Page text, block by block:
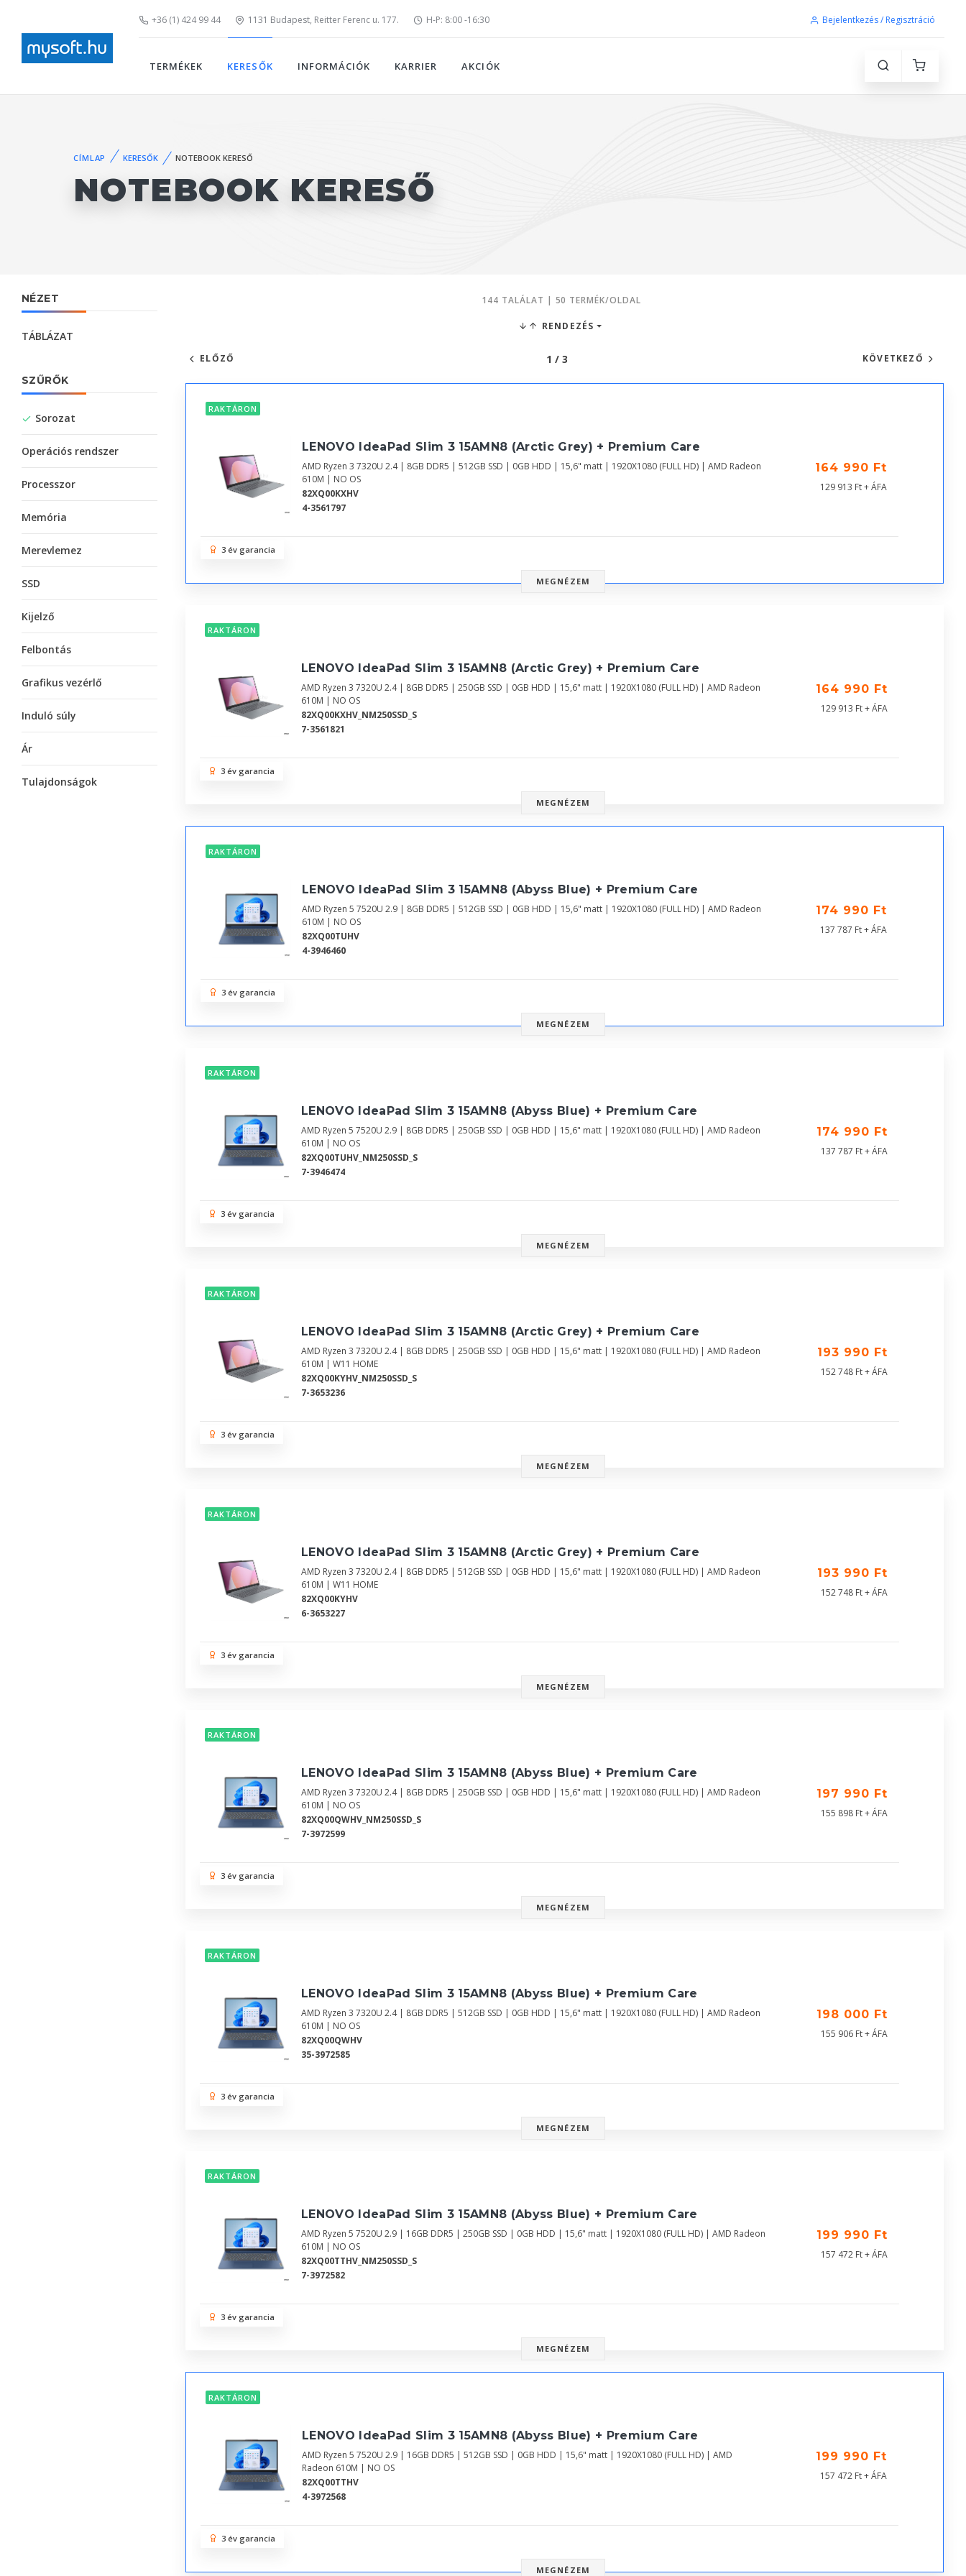
+36 (1) 424 99 44 1131 Budapest, Reitter Ferenc u. 177. H-P: 8:00 -16:30 Bejelentkezés / Regisztráció
TERMÉKEK KERESŐK INFORMÁCIÓK KARRIER AKCIÓK
CÍMLAP KERESŐK NOTEBOOK KERESŐ
NOTEBOOK KERESŐ
NÉZET
TÁBLÁZAT
SZŰRŐK
Sorozat
Operációs rendszer
Processzor
Memória
Merevlemez
SSD
Kijelző
Felbontás
Grafikus vezérlő
Induló súly
Ár
Tulajdonságok
144 TALÁLAT | 50 TERMÉK/OLDAL
RENDEZÉS
ELŐZŐ 1 / 3 KÖVETKEZŐ
RAKTÁRON
LENOVO IdeaPad Slim 3 15AMN8 (Arctic Grey) + Premium Care
AMD Ryzen 3 7320U 2.4 | 8GB DDR5 | 512GB SSD | 0GB HDD | 15,6" matt | 1920X1080 (FULL HD) | AMD Radeon
610M | NO OS
82XQ00KXHV
4-3561797
164 990 Ft
129 913 Ft + ÁFA
3 év garancia
MEGNÉZEM
RAKTÁRON
LENOVO IdeaPad Slim 3 15AMN8 (Arctic Grey) + Premium Care
AMD Ryzen 3 7320U 2.4 | 8GB DDR5 | 250GB SSD | 0GB HDD | 15,6" matt | 1920X1080 (FULL HD) | AMD Radeon
610M | NO OS
82XQ00KXHV_NM250SSD_S
7-3561821
164 990 Ft
129 913 Ft + ÁFA
3 év garancia
MEGNÉZEM
RAKTÁRON
LENOVO IdeaPad Slim 3 15AMN8 (Abyss Blue) + Premium Care
AMD Ryzen 5 7520U 2.9 | 8GB DDR5 | 512GB SSD | 0GB HDD | 15,6" matt | 1920X1080 (FULL HD) | AMD Radeon
610M | NO OS
82XQ00TUHV
4-3946460
174 990 Ft
137 787 Ft + ÁFA
3 év garancia
MEGNÉZEM
RAKTÁRON
LENOVO IdeaPad Slim 3 15AMN8 (Abyss Blue) + Premium Care
AMD Ryzen 5 7520U 2.9 | 8GB DDR5 | 250GB SSD | 0GB HDD | 15,6" matt | 1920X1080 (FULL HD) | AMD Radeon
610M | NO OS
82XQ00TUHV_NM250SSD_S
7-3946474
174 990 Ft
137 787 Ft + ÁFA
3 év garancia
MEGNÉZEM
RAKTÁRON
LENOVO IdeaPad Slim 3 15AMN8 (Arctic Grey) + Premium Care
AMD Ryzen 3 7320U 2.4 | 8GB DDR5 | 250GB SSD | 0GB HDD | 15,6" matt | 1920X1080 (FULL HD) | AMD Radeon
610M | W11 HOME
82XQ00KYHV_NM250SSD_S
7-3653236
193 990 Ft
152 748 Ft + ÁFA
3 év garancia
MEGNÉZEM
RAKTÁRON
LENOVO IdeaPad Slim 3 15AMN8 (Arctic Grey) + Premium Care
AMD Ryzen 3 7320U 2.4 | 8GB DDR5 | 512GB SSD | 0GB HDD | 15,6" matt | 1920X1080 (FULL HD) | AMD Radeon
610M | W11 HOME
82XQ00KYHV
6-3653227
193 990 Ft
152 748 Ft + ÁFA
3 év garancia
MEGNÉZEM
RAKTÁRON
LENOVO IdeaPad Slim 3 15AMN8 (Abyss Blue) + Premium Care
AMD Ryzen 3 7320U 2.4 | 8GB DDR5 | 250GB SSD | 0GB HDD | 15,6" matt | 1920X1080 (FULL HD) | AMD Radeon
610M | NO OS
82XQ00QWHV_NM250SSD_S
7-3972599
197 990 Ft
155 898 Ft + ÁFA
3 év garancia
MEGNÉZEM
RAKTÁRON
LENOVO IdeaPad Slim 3 15AMN8 (Abyss Blue) + Premium Care
AMD Ryzen 3 7320U 2.4 | 8GB DDR5 | 512GB SSD | 0GB HDD | 15,6" matt | 1920X1080 (FULL HD) | AMD Radeon
610M | NO OS
82XQ00QWHV
35-3972585
198 000 Ft
155 906 Ft + ÁFA
3 év garancia
MEGNÉZEM
RAKTÁRON
LENOVO IdeaPad Slim 3 15AMN8 (Abyss Blue) + Premium Care
AMD Ryzen 5 7520U 2.9 | 16GB DDR5 | 250GB SSD | 0GB HDD | 15,6" matt | 1920X1080 (FULL HD) | AMD Radeon
610M | NO OS
82XQ00TTHV_NM250SSD_S
7-3972582
199 990 Ft
157 472 Ft + ÁFA
3 év garancia
MEGNÉZEM
RAKTÁRON
LENOVO IdeaPad Slim 3 15AMN8 (Abyss Blue) + Premium Care
AMD Ryzen 5 7520U 2.9 | 16GB DDR5 | 512GB SSD | 0GB HDD | 15,6" matt | 1920X1080 (FULL HD) | AMD
Radeon 610M | NO OS
82XQ00TTHV
4-3972568
199 990 Ft
157 472 Ft + ÁFA
3 év garancia
MEGNÉZEM